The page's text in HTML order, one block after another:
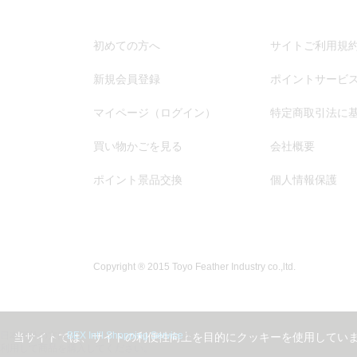
初めての方へ
新規会員登録
マイページ（ログイン）
買い物かごを見る
ポイント景品交換
サイトご利用規
ポイントサービ
特定商取引法に
会社概要
個人情報保護
Copyright ® 2015 Toyo Feather Industry co.,ltd.
当サイトでは、サイトの利便性向上を目的にクッキーを使用して
日本国外の方はBEX Int’l Shopping Service を